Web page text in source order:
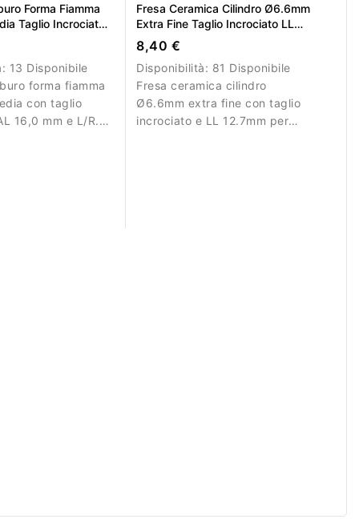
Forma Fiamma
Taglio Incrociato
13 Disponibile
forma fiamma
con taglio
16,0 mm e L/R.
Fresa Ceramica Cilindro Ø6.6mm
Extra Fine Taglio Incrociato LL
12.7mm L/R
8,40 €
Disponibilità: 81 Disponibile
Fresa ceramica cilindro
Ø6.6mm extra fine con taglio
incrociato e LL 12.7mm per